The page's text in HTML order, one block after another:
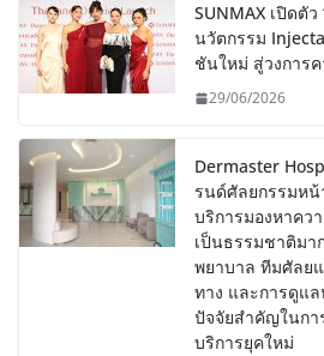
SUNMAX เปิดตัว
นวัตกรรม
ชันใหม่ สู่วงการค
29/06/2026
Dermaster
รนด์ศัลยกรรมหน้
บริการมองหาคว
เป็นธรรมชาติมา
พยาบาล ทีมศัลย
ทาง และการดูแ
ปัจจัยสำคัญในกา
บริการยุคใหม่